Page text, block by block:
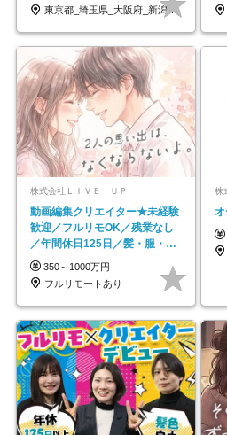
東京都_埼玉県_大阪府_新潟県_福岡県
株式会社ＬＩＶＥ ＵＰ
動画編集クリエイター★未経験
歓迎／フルリモOK／残業なし
／年間休日125日／髪・服・ネ
イル自由／研修充実で安心
350～1000万円
フルリモートあり